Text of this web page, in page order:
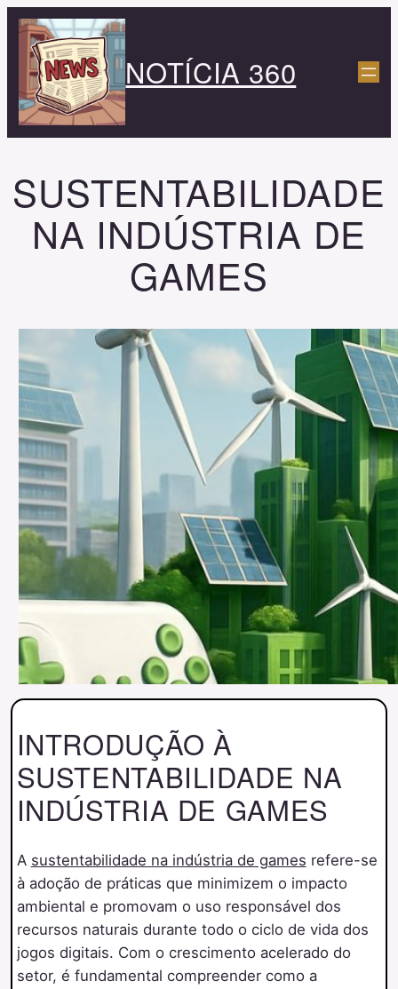
Pular
para
conteúdo
NOTÍCIA 360
SUSTENTABILIDADE
NA INDÚSTRIA DE
GAMES
INTRODUÇÃO À
SUSTENTABILIDADE NA
INDÚSTRIA DE GAMES
A sustentabilidade na indústria de games refere-se
à adoção de práticas que minimizem o impacto
ambiental e promovam o uso responsável dos
recursos naturais durante todo o ciclo de vida dos
jogos digitais. Com o crescimento acelerado do
setor, é fundamental compreender como a